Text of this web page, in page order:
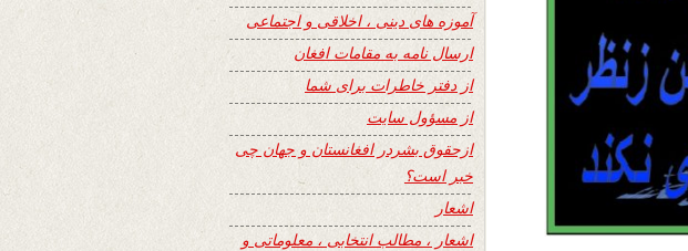
آموزه های دینی ، اخلاقی و اجتماعی
ارسال نامه به مقامات افغان
از دفتر خاطرات برای شما
از مسؤول سایت
ازحقوق بشردر افغانستان و جهان چی
خبر است؟
اشعار
اشعار ، مطالب انتخابی ، معلوماتی و